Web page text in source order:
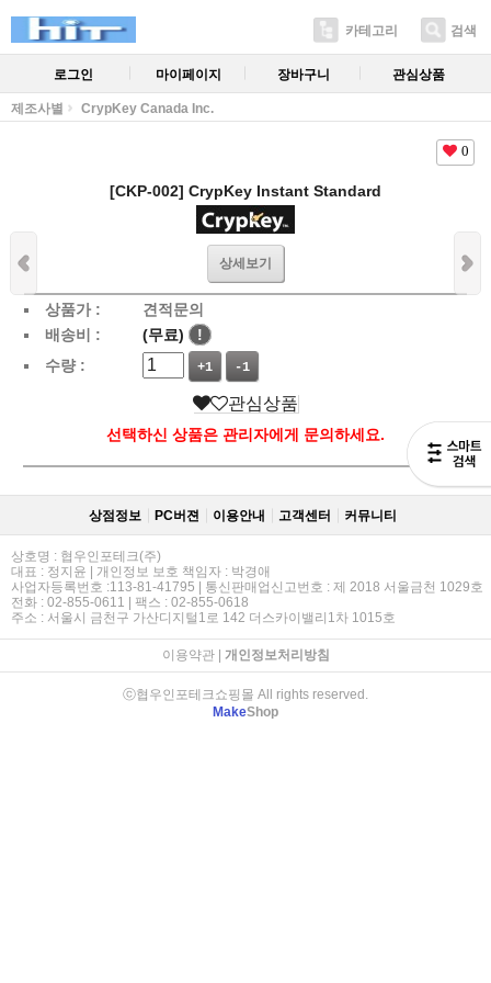
카테고리 검색
로그인 마이페이지 장바구니 관심상품
제조사별 CrypKey Canada Inc.
0
[CKP-002] CrypKey Instant Standard
상세보기
상품가 :
견적문의
배송비 :
(무료)
!
수량 :
+1 -1
관심상품
선택하신 상품은 관리자에게 문의하세요.
상점정보 PC버젼 이용안내 고객센터 커뮤니티
상호명 : 협우인포테크(주)
대표 : 정지윤 | 개인정보 보호 책임자 : 박경애
사업자등록번호 :113-81-41795 | 통신판매업신고번호 : 제 2018 서울금천 1029호
전화 : 02-855-0611 | 팩스 : 02-855-0618
주소 : 서울시 금천구 가산디지털1로 142 더스카이밸리1차 1015호
이용약관| 개인정보처리방침
ⓒ협우인포테크쇼핑몰 All rights reserved.
MakeShop